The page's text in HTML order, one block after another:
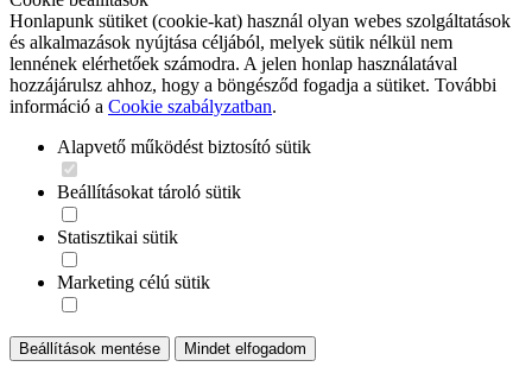
Honlapunk sütiket (cookie-kat) használ olyan webes szolgáltatások
és alkalmazások nyújtása céljából, melyek sütik nélkül nem
lennének elérhetőek számodra. A jelen honlap használatával
hozzájárulsz ahhoz, hogy a böngésződ fogadja a sütiket. További
információ a Cookie szabályzatban.
Alapvető működést biztosító sütik
Beállításokat tároló sütik
Statisztikai sütik
Marketing célú sütik
Beállítások mentése Mindet elfogadom